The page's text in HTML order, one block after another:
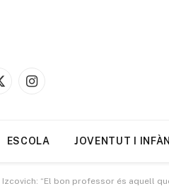
Instagram
ESCOLA JOVENTUT I
Izcovich: “El bon professor és aquell